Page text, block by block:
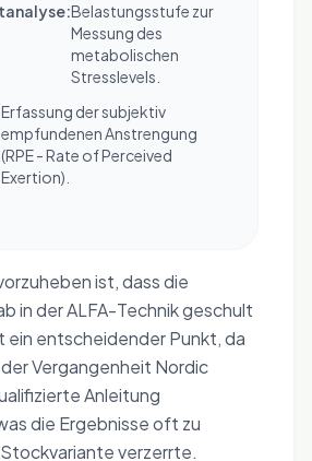
Belastungsstufe zur
Messung des
metabolischen
Stresslevels.
Erfassung der subjektiv
empfundenen Anstrengung
(RPE - Rate of Perceived
Exertion).
ist, dass die
in der ALFA-Technik geschult
ein entscheidender Punkt, da
Vergangenheit Nordic
Anleitung
die Ergebnisse oft zu
verzerrte.